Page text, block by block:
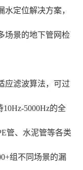
水定位解决方案，
场景的地下管网检
应滤波算法，可过
5000Hz的全
管、水泥管等各类
组不同场景的漏